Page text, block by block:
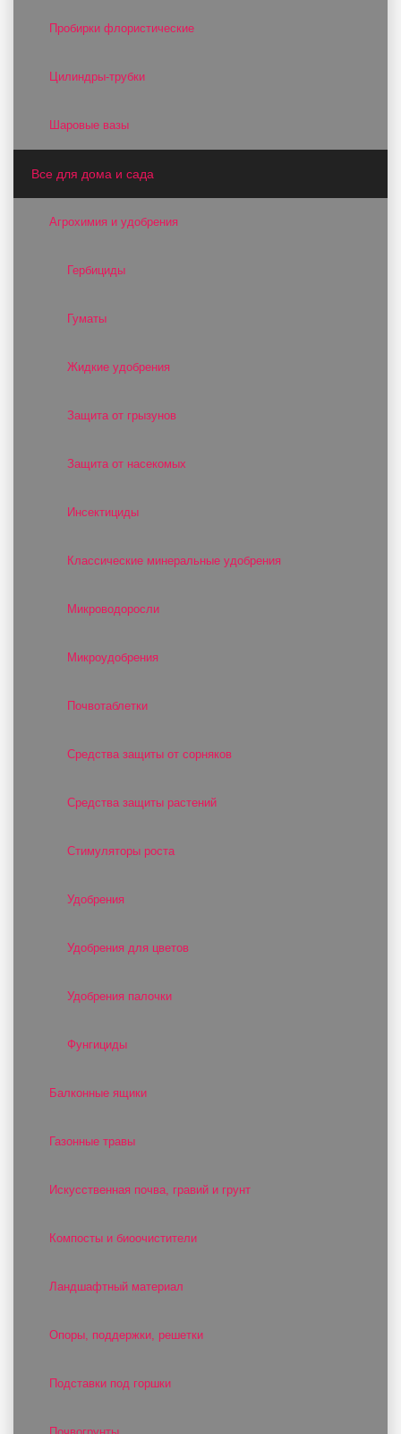
Пробирки флористические
Цилиндры-трубки
Шаровые вазы
Все для дома и сада
Агрохимия и удобрения
Гербициды
Гуматы
Жидкие удобрения
Защита от грызунов
Защита от насекомых
Инсектициды
Классические минеральные удобрения
Микроводоросли
Микроудобрения
Почвотаблетки
Средства защиты от сорняков
Средства защиты растений
Стимуляторы роста
Удобрения
Удобрения для цветов
Удобрения палочки
Фунгициды
Балконные ящики
Газонные травы
Искусственная почва, гравий и грунт
Компосты и биоочистители
Ландшафтный материал
Опоры, поддержки, решетки
Подставки под горшки